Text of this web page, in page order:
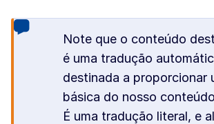
Note que o conteúdo
é uma tradução
destinada a proporcionar
básica do nosso
É uma tradução literal, e